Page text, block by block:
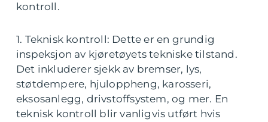
kontroll.
1. Teknisk kontroll: Dette er en grundig
inspeksjon av kjøretøyets tekniske tilstand.
Det inkluderer sjekk av bremser, lys,
støtdempere, hjuloppheng, karosseri,
eksosanlegg, drivstoffsystem, og mer. En
teknisk kontroll blir vanligvis utført hvis